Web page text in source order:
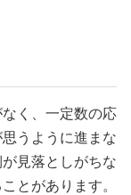
く、一定数の応
うように進まな
見落としがちな
とがあります。